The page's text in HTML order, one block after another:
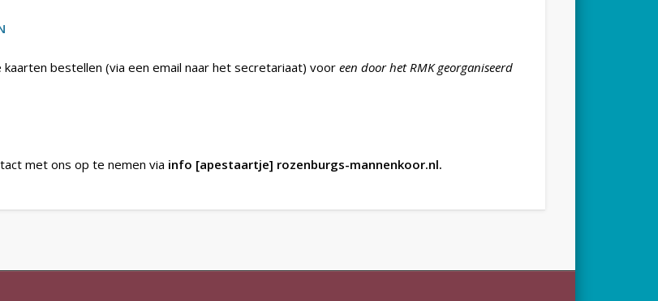
bestellen (via een email naar het secretariaat) voor een door het RMK georganiseerd
met ons op te nemen via info [apestaartje] rozenburgs-mannenkoor.nl.